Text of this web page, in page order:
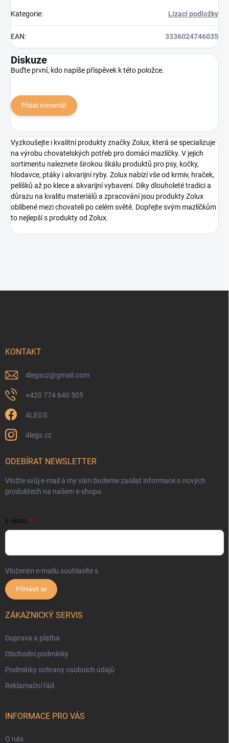
Kategorie: Lízací podložky
EAN: 3336024746035
Diskuze
Buďte první, kdo napíše příspěvek k této položce.
Přidat komentář
Vyzkoušejte i kvalitní produkty značky Zolux, která se specializuje
na výrobu chovatelských potřeb pro domácí mazlíčky. V jejich
sortimentu naleznete širokou škálu produktů pro psy, kočky,
hlodavce, ptáky i akvarijní ryby. Zolux nabízí vše od krmiv, hraček,
pelíšků až po klece a akvarijní vybavení. Díky dlouholeté tradici a
důrazu na kvalitu materiálů a zpracování jsou produkty Zolux
oblíbené mezi chovateli po celém světě. Dopřejte svým mazlíčkům
to nejlepší s produkty od Zolux.
KONTAKT
4legscz@gmail.com
+420 774 640 505
4LEGS
4legs.cz
ODEBÍRAT NEWSLETTER
Vložte svůj e-mail a my vám budeme zasílat informace o nových
produktech na našem e-shopu.
E-MAIL
Vložením e-mailu souhlasíte s
Přihlásit se
ZÁKAZNICKÝ SERVIS
Doprava a platba
Obchodní podmínky
Podmínky ochrany osobních údajů
Reklamační řád
INFORMACE PRO VÁS
O nás